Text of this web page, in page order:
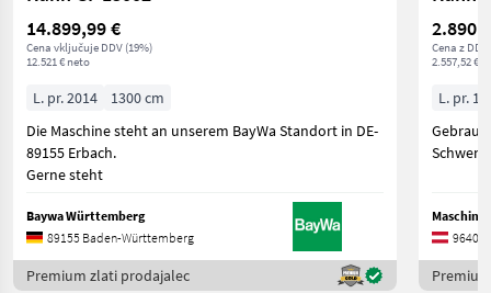
14.899,99 €
Cena vključuje DDV (19%)
12.521 € neto
L. pr. 2014
1300 cm
Die Maschine steht an unserem BayWa Standort in DE-
89155 Erbach.
Gerne steht
Baywa Württemberg
89155 Baden-Württemberg
Premium zlati prodajalec
2.890 €
Cena z
2.557,52 €
L. pr.
9640